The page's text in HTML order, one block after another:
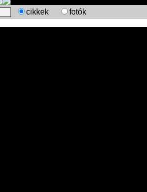
cikkek fotók